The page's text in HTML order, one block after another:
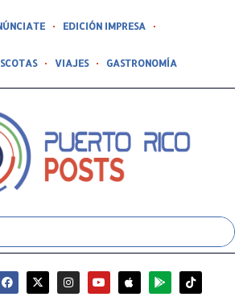
EDICIÓN IMPRESA
VIAJES GASTRONOMÍA